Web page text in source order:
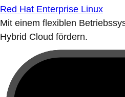
Red Hat Enterprise Linux
Mit einem flexiblen
Hybrid Cloud fördern.